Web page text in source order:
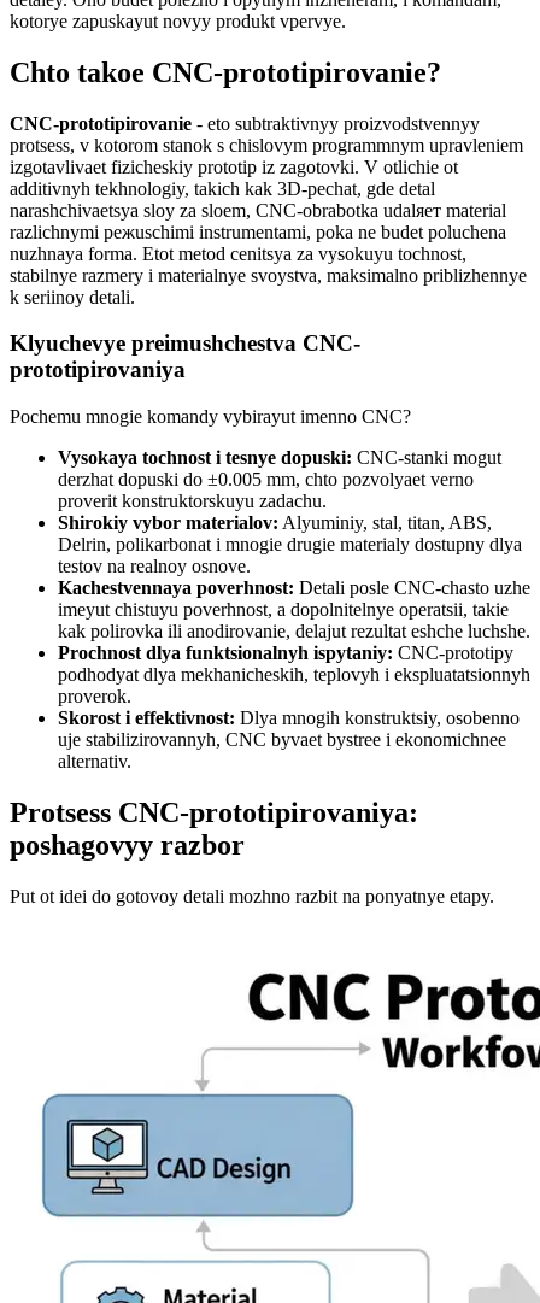
kotorye zapuskayut novyy produkt vpervye.
Chto takoe CNC-prototipirovanie?
CNC-prototipirovanie - eto subtraktivnyy proizvodstvennyy
protsess, v kotorom stanok s chislovym programmnym upravleniem
izgotavlivaet fizicheskiy prototip iz zagotovki. V otlichie ot
additivnyh tekhnologiy, takich kak 3D-pechat, gde detal
narashchivaetsya sloy za sloem, CNC-obrabotka udalяет material
razlichnymi режuschimi instrumentami, poka ne budet poluchena
nuzhnaya forma. Etot metod cenitsya za vysokuyu tochnost,
stabilnye razmery i materialnye svoystva, maksimalno priblizhennye
k seriinoy detali.
Klyuchevye preimushchestva CNC-
prototipirovaniya
Pochemu mnogie komandy vybirayut imenno CNC?
Vysokaya tochnost i tesnye dopuski: CNC-stanki mogut
derzhat dopuski do ±0.005 mm, chto pozvolyaet verno
proverit konstruktorskuyu zadachu.
Shirokiy vybor materialov: Alyuminiy, stal, titan, ABS,
Delrin, polikarbonat i mnogie drugie materialy dostupny dlya
testov na realnoy osnove.
Kachestvennaya poverhnost: Detali posle CNC-chasto uzhe
imeyut chistuyu poverhnost, a dopolnitelnye operatsii, takie
kak polirovka ili anodirovanie, delajut rezultat eshche luchshe.
Prochnost dlya funktsionalnyh ispytaniy: CNC-prototipy
podhodyat dlya mekhanicheskih, teplovyh i ekspluatatsionnyh
proverok.
Skorost i effektivnost: Dlya mnogih konstruktsiy, osobenno
uje stabilizirovannyh, CNC byvaet bystree i ekonomichnee
alternativ.
Protsess CNC-prototipirovaniya:
poshagovyy razbor
Put ot idei do gotovoy detali mozhno razbit na ponyatnye etapy.